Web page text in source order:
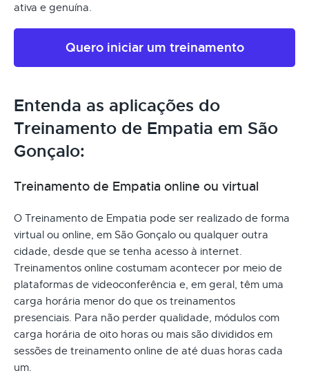
ativa e genuína.
Quero iniciar um treinamento
Entenda as aplicações do
Treinamento de Empatia em São
Gonçalo:
Treinamento de Empatia online ou virtual
O Treinamento de Empatia pode ser realizado de forma
virtual ou online, em São Gonçalo ou qualquer outra
cidade, desde que se tenha acesso à internet.
Treinamentos online costumam acontecer por meio de
plataformas de videoconferência e, em geral, têm uma
carga horária menor do que os treinamentos
presenciais. Para não perder qualidade, módulos com
carga horária de oito horas ou mais são divididos em
sessões de treinamento online de até duas horas cada
um.